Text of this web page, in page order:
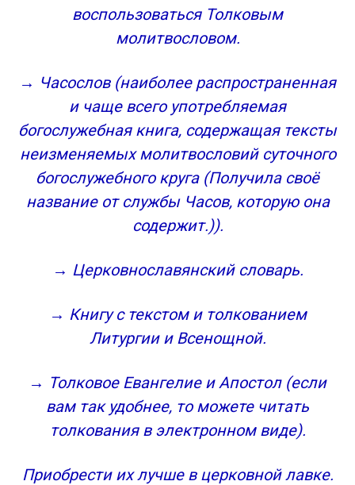
воспользоваться Толковым
молитвословом.
→ Часослов (наиболее распространенная
и чаще всего употребляемая
богослужебная книга, содержащая тексты
неизменяемых молитвословий суточного
богослужебного круга (Получила своё
название от службы Часов, которую она
содержит.)).
→ Церковнославянский словарь.
→ Книгу с текстом и толкованием
Литургии и Всенощной.
→ Толковое Евангелие и Апостол (если
вам так удобнее, то можете читать
толкования в электронном виде).
Приобрести их лучше в церковной лавке.